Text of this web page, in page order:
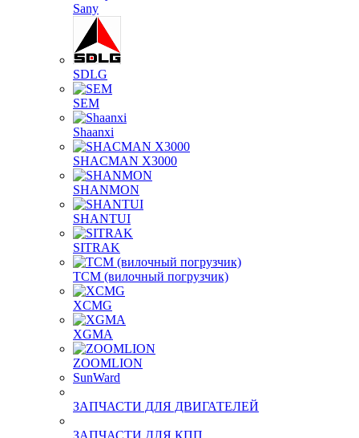
Sany
SDLG
SEM
Shaanxi
SHACMAN X3000
SHANMON
SHANTUI
SITRAK
TCM (вилочный погрузчик)
XCMG
XGMA
ZOOMLION
SunWard